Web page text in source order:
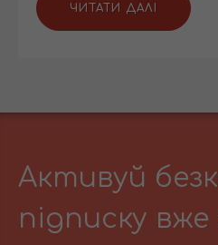
ЧИТАТИ ДАЛІ
Активуй
підписку вже